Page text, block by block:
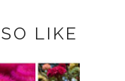
LIKE